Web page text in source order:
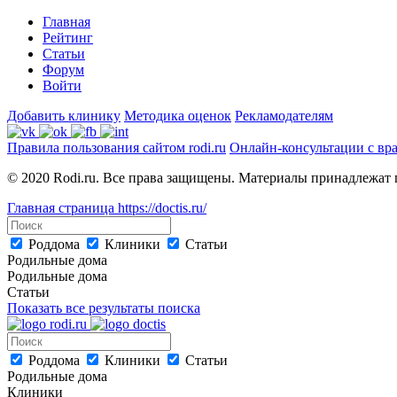
Главная
Рейтинг
Статьи
Форум
Войти
Добавить клинику Методика оценок Рекламодателям
Правила пользования сайтом rodi.ru Онлайн-консультации с
© 2020 Rodi.ru. Все права защищены. Материалы принадлежат
Главная страница https://doctis.ru/
Роддома Клиники
Статьи
Родильные дома
Родильные дома
Статьи
Показать все результаты поиска
Роддома Клиники
Статьи
Родильные дома
Клиники